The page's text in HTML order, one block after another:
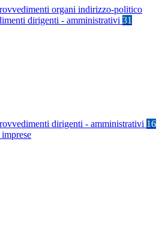
organi indirizzo-politico
dirigenti - amministrativi 31
dirigenti - amministrativi 16